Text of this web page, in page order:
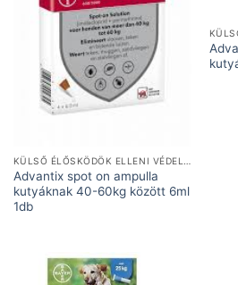
KÜLSŐ ÉLŐSKÖDÖK ELLENI VÉDELEM
Advantix spot on ampulla
kutyáknak 40-60kg között 6ml
1db